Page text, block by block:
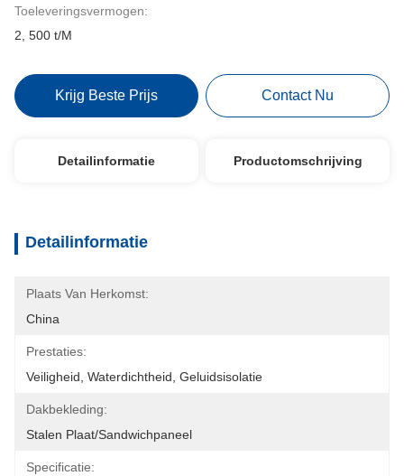
Toeleveringsvermogen:
2, 500 t/M
Krijg Beste Prijs Contact Nu
Detailinformatie Productomschrijving
Detailinformatie
Plaats Van Herkomst:
China
Prestaties:
Veiligheid, Waterdichtheid, Geluidsisolatie
Dakbekleding:
Stalen Plaat/sandwichpaneel
Specificatie: